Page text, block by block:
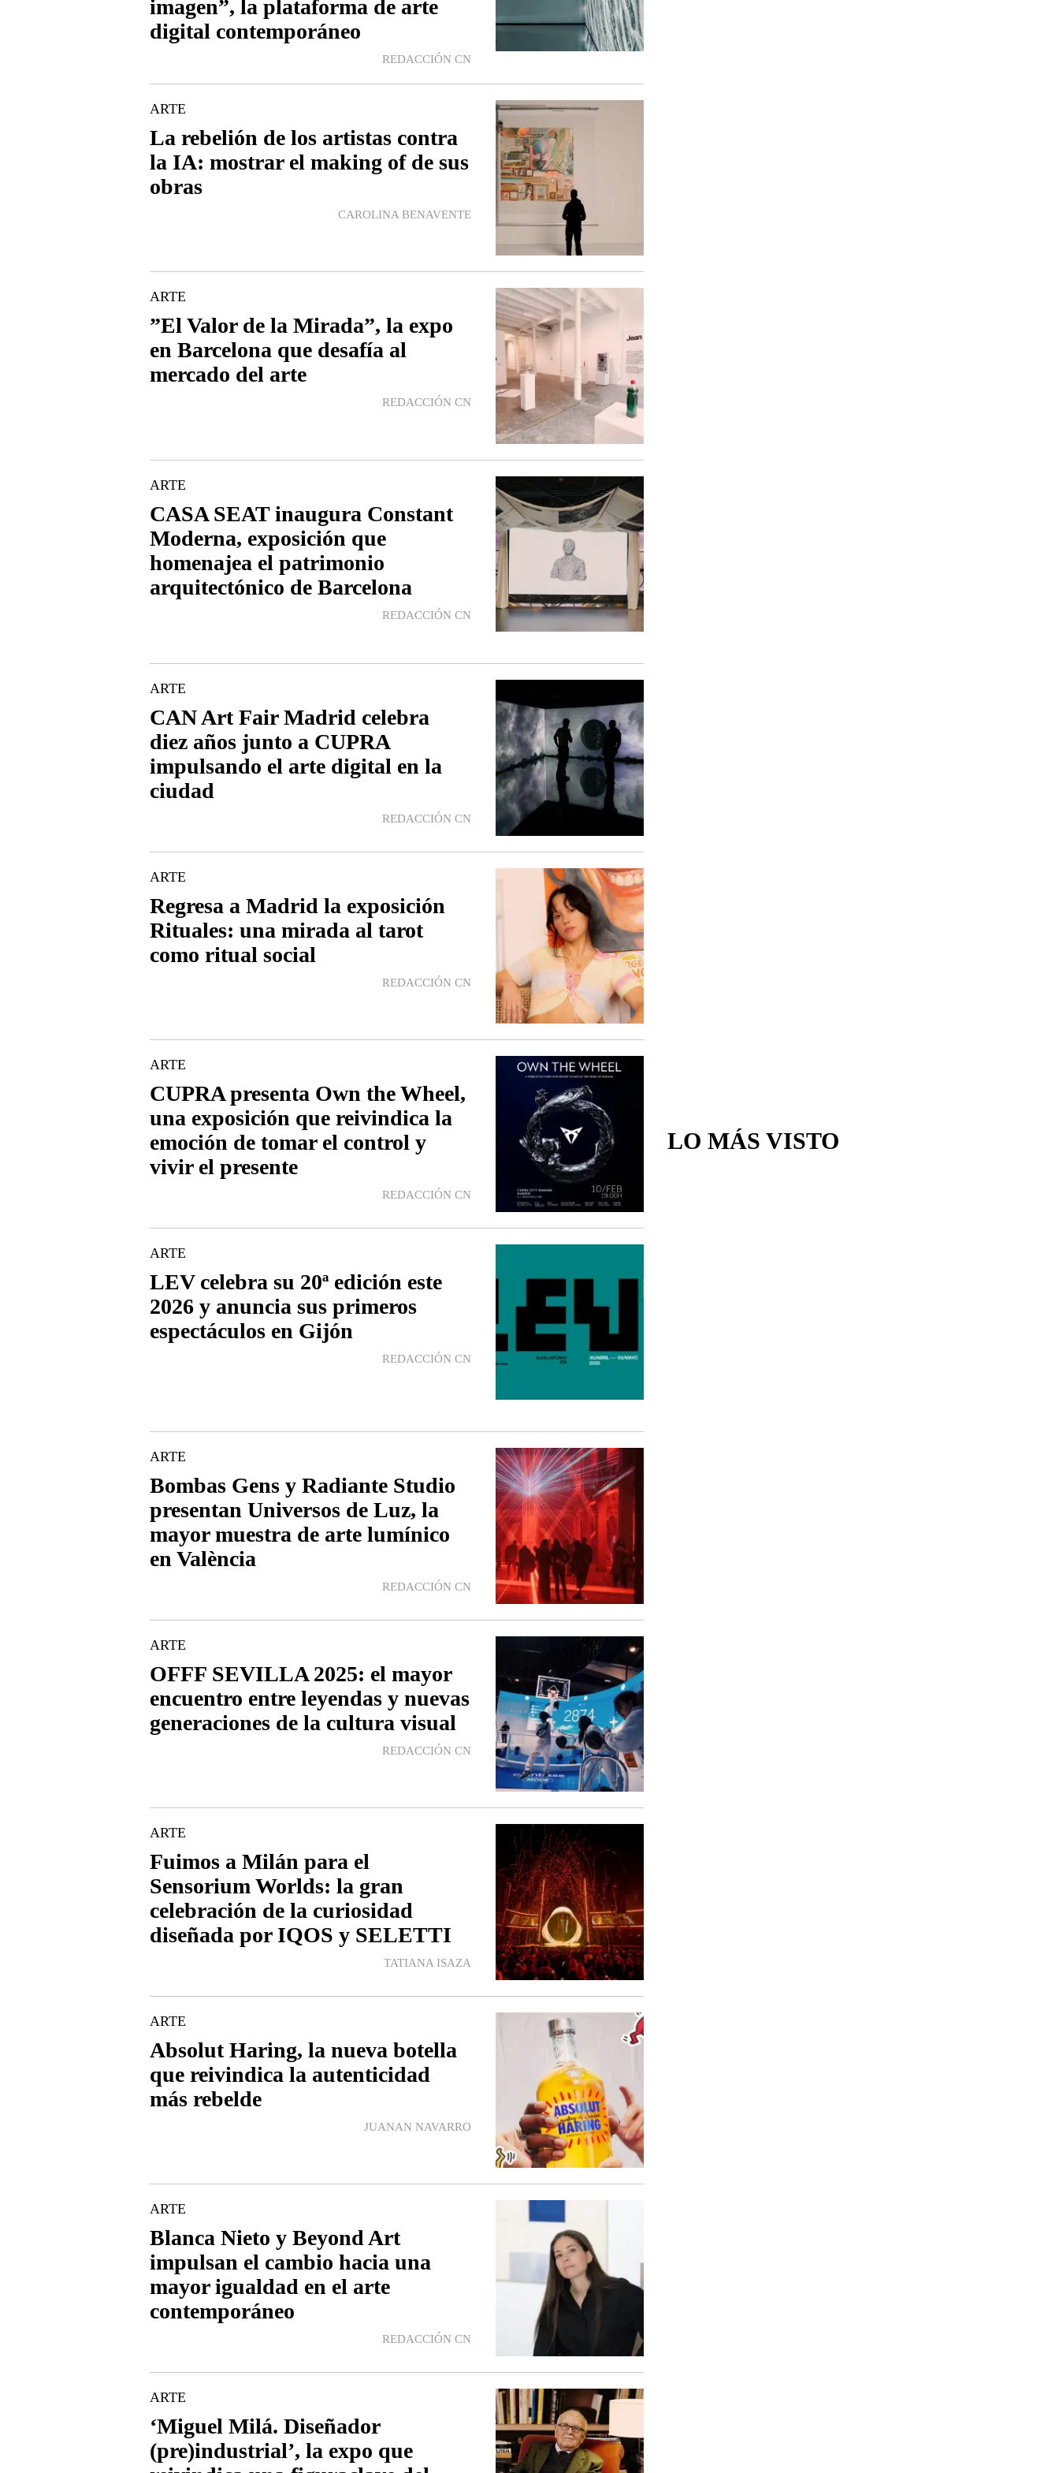
imagen”, la plataforma de arte
digital contemporáneo
REDACCIÓN CN
ARTE
La rebelión de los artistas contra
la IA: mostrar el making of de sus
obras
CAROLINA BENAVENTE
ARTE
”El Valor de la Mirada”, la expo
en Barcelona que desafía al
mercado del arte
REDACCIÓN CN
ARTE
CASA SEAT inaugura Constant
Moderna, exposición que
homenajea el patrimonio
arquitectónico de Barcelona
REDACCIÓN CN
ARTE
CAN Art Fair Madrid celebra
diez años junto a CUPRA
impulsando el arte digital en la
ciudad
REDACCIÓN CN
ARTE
Regresa a Madrid la exposición
Rituales: una mirada al tarot
como ritual social
REDACCIÓN CN
ARTE
CUPRA presenta Own the Wheel,
una exposición que reivindica la
emoción de tomar el control y
vivir el presente
REDACCIÓN CN
ARTE
LEV celebra su 20ª edición este
2026 y anuncia sus primeros
espectáculos en Gijón
REDACCIÓN CN
ARTE
Bombas Gens y Radiante Studio
presentan Universos de Luz, la
mayor muestra de arte lumínico
en València
REDACCIÓN CN
ARTE
OFFF SEVILLA 2025: el mayor
encuentro entre leyendas y nuevas
generaciones de la cultura visual
REDACCIÓN CN
ARTE
Fuimos a Milán para el
Sensorium Worlds: la gran
celebración de la curiosidad
diseñada por IQOS y SELETTI
TATIANA ISAZA
ARTE
Absolut Haring, la nueva botella
que reivindica la autenticidad
más rebelde
JUANAN NAVARRO
ARTE
Blanca Nieto y Beyond Art
impulsan el cambio hacia una
mayor igualdad en el arte
contemporáneo
REDACCIÓN CN
ARTE
‘Miguel Milá. Diseñador
(pre)industrial’, la expo que
LO MÁS VISTO